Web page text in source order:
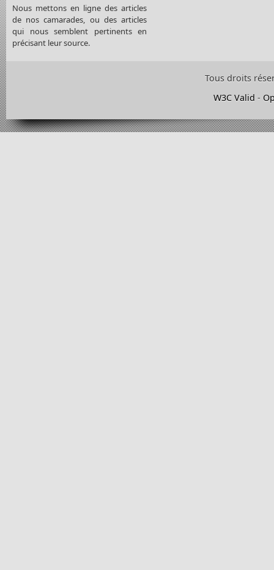
Nous mettons en ligne des articles
de nos camarades, ou des articles
qui nous semblent pertinents en
précisant leur source.
Tous droits
W3C Valid -